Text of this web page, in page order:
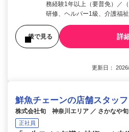
務経験1年以上（要普免）／
研修、ヘルパー1級、介護福
後で見る 詳
更新日：
鮮魚チェーンの店舗スタッフ
株式会社旬 神奈川エリア ／ さかなや旬
正社員